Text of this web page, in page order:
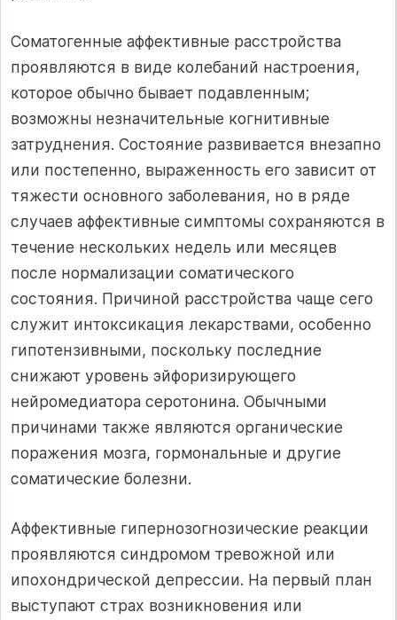
Соматогенные аффективные расстройства
проявляются в виде колебаний настроения,
которое обычно бывает подавленным;
возможны незначительные когнитивные
затруднения. Состояние развивается внезапно
или постепенно, выраженность его зависит от
тяжести основного заболевания, но в ряде
случаев аффективные симптомы сохраняются в
течение нескольких недель или месяцев
после нормализации соматического
состояния. Причиной расстройства чаще сего
служит интоксикация лекарствами, особенно
гипотензивными, поскольку последние
снижают уровень эйфоризирующего
нейромедиатора серотонина. Обычными
причинами также являются органические
поражения мозга, гормональные и другие
соматические болезни.
Аффективные гипернозогнозические реакции
проявляются синдромом тревожной или
ипохондрической депрессии. На первый план
выступают страх возникновения или